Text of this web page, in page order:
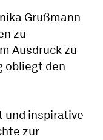
Grußmann
zu
Ausdruck zu
obliegt den
und inspirative
zur